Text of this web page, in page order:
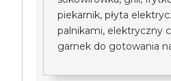
piekarnik, płyta
palnikami, elektryczny
garnek do gotowania